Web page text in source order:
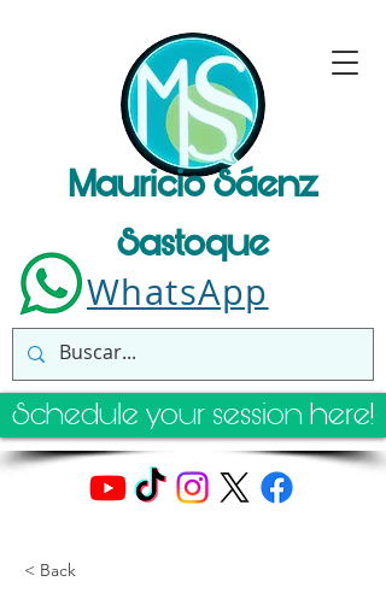
Mauricio Sáenz
Sastoque
WhatsApp
Schedule your session here!
< Back